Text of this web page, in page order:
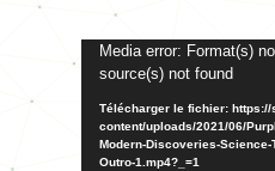
Media error: Format(s)
source(s) not found
Télécharger le fichier: https://
content/uploads/2021/06/
Modern-Discoveries-Science-
Outro-1.mp4?_=1